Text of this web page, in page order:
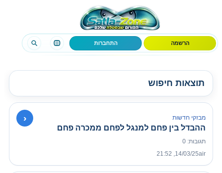
הרשמה התחברות
תוצאות חיפוש
› מבזקי חדשות
ההבדל בין פחם למנגל לפחם ממכרה פחם
תגובות: 0
air
14/03/25, 21:52